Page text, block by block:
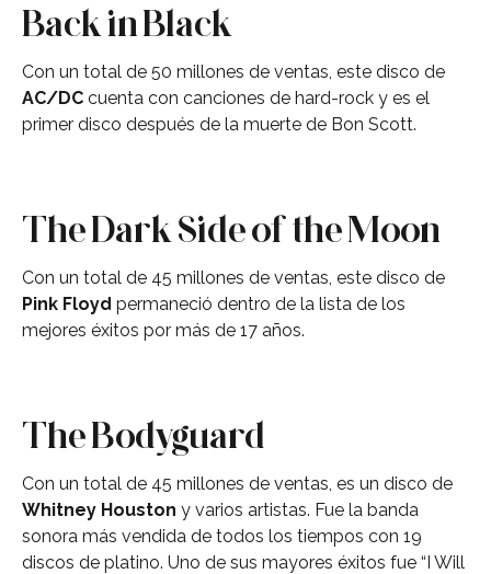
Back in Black
Con un total de 50 millones de ventas, este disco de
AC/DC cuenta con canciones de hard-rock y es el
primer disco después de la muerte de Bon Scott.
The Dark Side of the Moon
Con un total de 45 millones de ventas, este disco de
Pink Floyd permaneció dentro de la lista de los
mejores éxitos por más de 17 años.
The Bodyguard
Con un total de 45 millones de ventas, es un disco de
Whitney Houston y varios artistas. Fue la banda
sonora más vendida de todos los tiempos con 19
discos de platino. Uno de sus mayores éxitos fue “I Will